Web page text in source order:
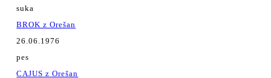
suka
BROK z Orešan
26.06.1976
pes
CAJUS z Orešan